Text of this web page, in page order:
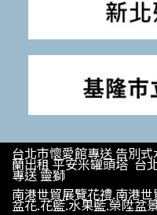
台北市懷愛館專送 告別
蘭出租 平安米罐頭塔 台
專送 靈獅
南港世貿展覽花禮.南港
盆花.花籃.水果籃.榮陞盆